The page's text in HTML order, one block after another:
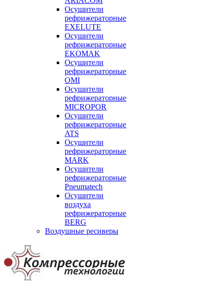
Осушители
рефрижераторные
EXELUTE
Осушители
рефрижераторные
EKOMAK
Осушители
рефрижераторные
OMI
Осушители
рефрижераторные
MICROPOR
Осушители
рефрижераторные
ATS
Осушители
рефрижераторные
MARK
Осушители
рефрижераторные
Pneumatech
Осушители
воздуха
рефрижераторные
BERG
Воздушные ресиверы